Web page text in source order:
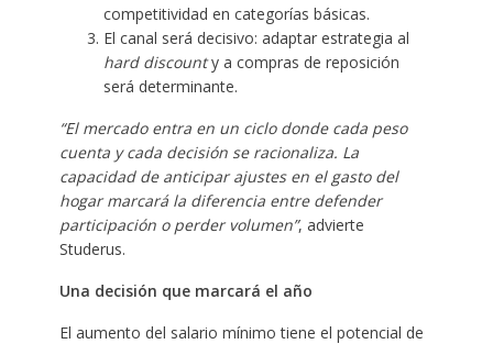
competitividad en categorías básicas.
El canal será decisivo: adaptar estrategia al
hard discounty a compras de reposición
será determinante.
“El mercado entra en un ciclo donde cada peso
cuenta y cada decisión se racionaliza. La
capacidad de anticipar ajustes en el gasto del
hogar marcará la diferencia entre defender
participación o perder volumen”, advierte
Studerus.
Una decisión que marcará el año
El aumento del salario mínimo tiene el potencial de